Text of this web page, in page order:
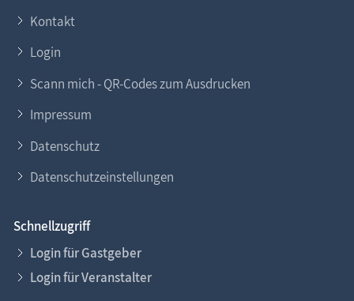
Kontakt
Login
Scann mich - QR-Codes zum Ausdrucken
Impressum
Datenschutz
Datenschutzeinstellungen
Schnellzugriff
Login für Gastgeber
Login für Veranstalter